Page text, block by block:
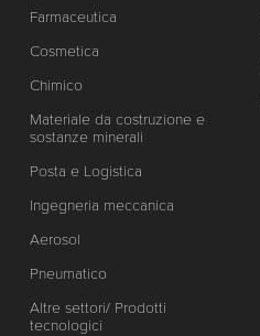
Farmaceutica
Cosmetica
Chimico
Materiale da costruzione e
sostanze minerali
Posta e Logistica
Ingegneria meccanica
Aerosol
Pneumatico
Altre settori/ Prodotti
tecnologici